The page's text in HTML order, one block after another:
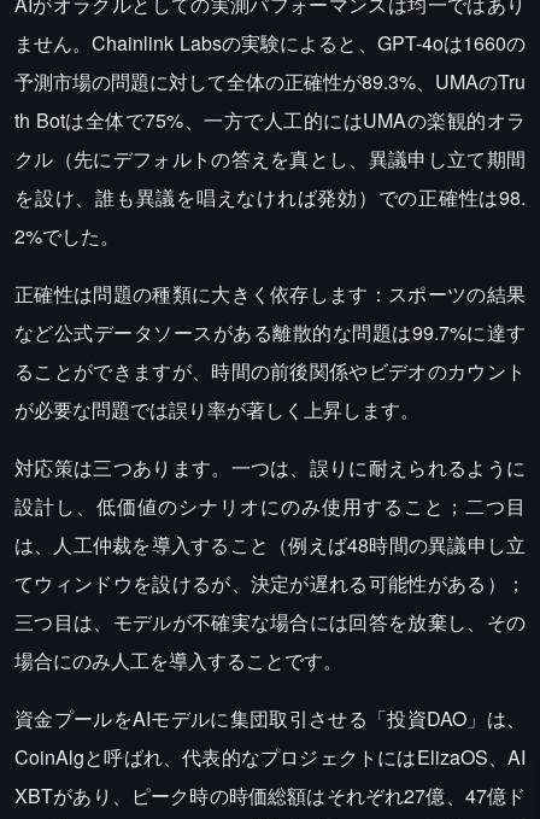
ません。Chainlink Labsの実験によると、GPT-4oは1660の
予測市場の問題に対して全体の正確性が89.3%、UMAのTru
th Botは全体で75%、一方で人工的にはUMAの楽観的オラ
クル（先にデフォルトの答えを真とし、異議申し立て期間
を設け、誰も異議を唱えなければ発効）での正確性は98.
2%でした。
正確性は問題の種類に大きく依存します：スポーツの結果
など公式データソースがある離散的な問題は99.7%に達す
ることができますが、時間の前後関係やビデオのカウント
が必要な問題では誤り率が著しく上昇します。
対応策は三つあります。一つは、誤りに耐えられるように
設計し、低価値のシナリオにのみ使用すること；二つ目
は、人工仲裁を導入すること（例えば48時間の異議申し立
てウィンドウを設けるが、決定が遅れる可能性がある）；
三つ目は、モデルが不確実な場合には回答を放棄し、その
場合にのみ人工を導入することです。
資金プールをAIモデルに集団取引させる「投資DAO」は、
CoinAlgと呼ばれ、代表的なプロジェクトにはElizaOS、AI
XBTがあり、ピーク時の時価総額はそれぞれ27億、47億ド